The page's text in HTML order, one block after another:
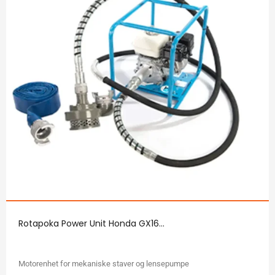
Rotapoka Power Unit Honda GX16...
Motorenhet for mekaniske staver og lensepumpe